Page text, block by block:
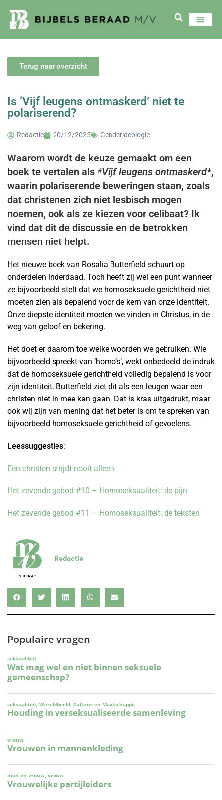
Terug naar overzicht
Is ‘Vijf leugens ontmaskerd’ niet te
polariserend?
Redactie 20/12/2025 Genderideologie
Waarom wordt de keuze gemaakt om een
boek te vertalen als *Vijf leugens ontmaskerd*,
waarin polariserende beweringen staan, zoals
dat christenen zich niet lesbisch mogen
noemen, ook als ze kiezen voor celibaat? Ik
vind dat dit de discussie en de betrokken
mensen niet helpt.
Het nieuwe boek van Rosalia Butterfield schuurt op
onderdelen inderdaad. Toch heeft zij wel een punt wanneer
ze bijvoorbeeld stelt dat we homoseksuele gerichtheid niet
moeten zien als bepalend voor de kern van onze identiteit.
Onze diepste identiteit moeten we vinden in Christus, in de
weg van geloof en bekering.
Het doet er daarom toe welke woorden we gebruiken. Wie
bijvoorbeeld spreekt van ‘homo’s’, wekt onbedoeld de indruk
dat de homoseksuele gerichtheid volledig bepalend is voor
zijn identiteit. Butterfield ziet dit als een leugen waar een
christen niet in mee kan gaan. Dat is kras uitgedrukt, maar
ook wij zijn van mening dat het beter is om te spreken van
bijvoorbeeld homoseksuele gerichtheid of gevoelens.
Leessuggesties:
Een christen strijdt nooit alleen
Het zevende gebod #10 – Homoseksualiteit: de pijn
Het zevende gebod #11 – Homoseksualiteit: de teksten
Redactie
Populaire vragen